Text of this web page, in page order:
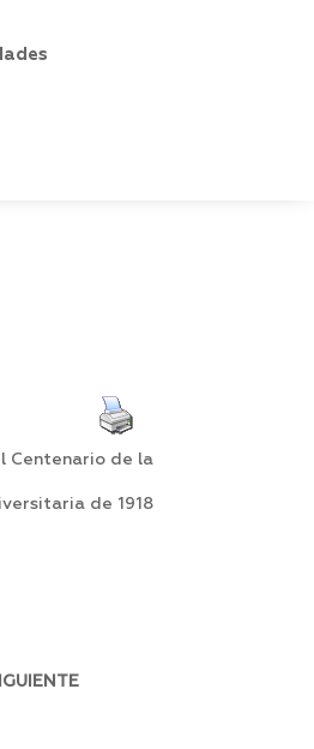
Centenario de la
de 1918